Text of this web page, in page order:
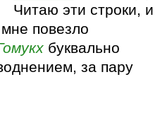
Читаю эти строки, и
повезло
буквально
за пару